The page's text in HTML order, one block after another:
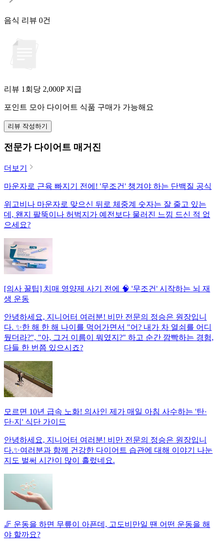
음식 리뷰 0건
리뷰 1회당 2,000P 지급
포인트 모아 다이어트 식품 구매가 가능해요
리뷰 작성하기
전문가 다이어트 매거진
더보기
마운자로 근육 빠지기 전에! '무조건' 챙겨야 하는 단백질 공식
위고비나 마운자로 맞으신 뒤로 체중계 숫자는 잘 줄고 있는
데, 왠지 팔뚝이나 허벅지가 예전보다 물러진 느낌 드신 적 없
으세요?
[의사 꿀팁] 치매 영양제 사기 전에 🧠 '무조건' 시작하는 뇌 재
생 운동
안녕하세요, 지니어터 여러분! 비만 전문의 정승은 원장입니
다. ✨한 해 한 해 나이를 먹어가면서 "어? 내가 차 열쇠를 어디
뒀더라?", "아, 그거 이름이 뭐였지?" 하고 순간 깜빡하는 경험,
다들 한 번쯤 있으시죠?
모르면 10년 급속 노화! 의사인 제가 매일 아침 사수하는 '탄·
단·지' 식단 가이드
안녕하세요, 지니어터 여러분! 비만 전문의 정승은 원장입니
다.✨여러분과 함께 건강한 다이어트 습관에 대해 이야기 나눈
지도 벌써 시간이 많이 흘렀네요.
🦵 운동을 하면 무릎이 아픈데, 고도비만일 땐 어떤 운동을 해
야 할까요?